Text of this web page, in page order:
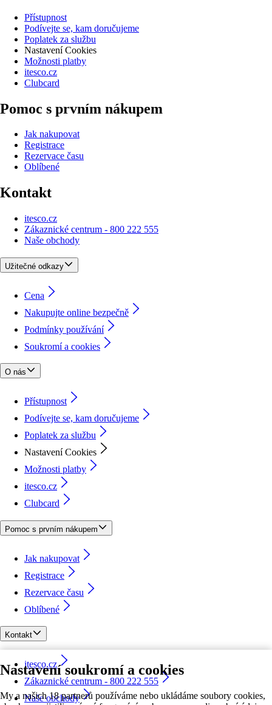
Nastavení soukromí a cookies
My a našich 18 partnerů používáme nebo ukládáme soubory cookies,
Přístupnost
Podívejte se, kam doručujeme
Poplatek za službu
Nastavení Cookies
Možnosti platby
itesco.cz
Clubcard
Pomoc s prvním nákupem
Jak nakupovat
Registrace
Rezervace času
Oblíbené
Kontakt
itesco.cz
Zákaznické centrum - 800 222 555
Naše obchody
Užitečné odkazy
Cena
Nakupujte online bezpečně
Podmínky používání
Soukromí a cookies
O nás
Přístupnost
Podívejte se, kam doručujeme
Poplatek za službu
Nastavení Cookies
Možnosti platby
itesco.cz
Clubcard
Pomoc s prvním nákupem
Jak nakupovat
Registrace
Rezervace času
Oblíbené
Kontakt
itesco.cz
Zákaznické centrum - 800 222 555
Naše obchody